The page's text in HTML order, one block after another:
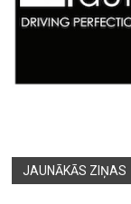
JAUNĀKĀS ZIŅAS